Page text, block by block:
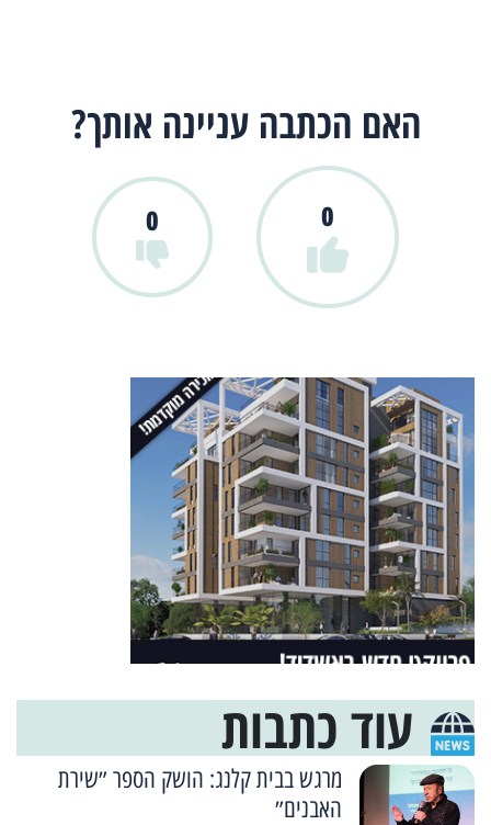
האם הכתבה עניינה אותך?
0
0
עוד כתבות
מרגש בבית קלנג: הושק הספר ״שירת
האבנים״